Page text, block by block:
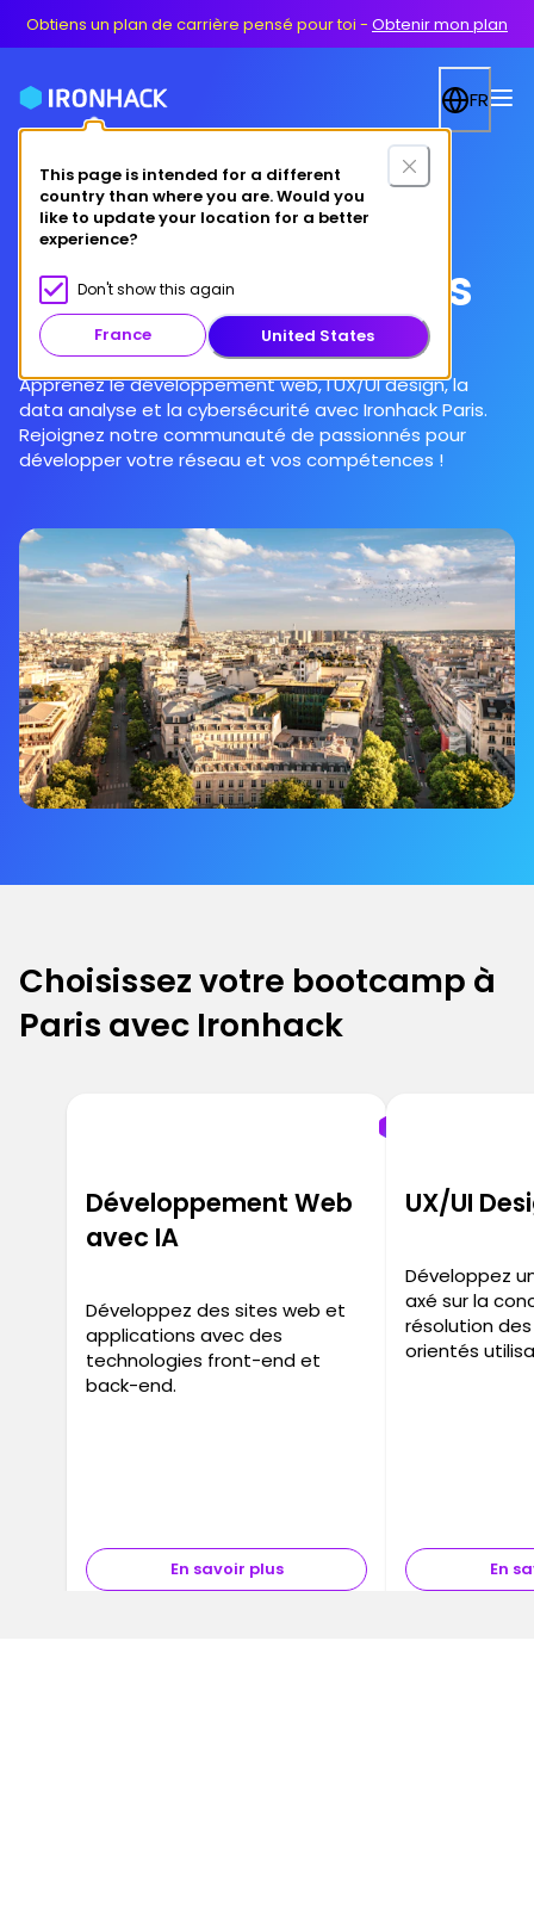
Obtiens un plan de carrière pensé pour toi - Obtenir mon plan
This page is intended for a different
country than where you are. Would you
like to update your location for a better
experience?
Don't show this again
France United States
FR
Bootcamps à Paris
Apprenez le développement web, l'UX/UI design, la
data analyse et la cybersécurité avec Ironhack Paris.
Rejoignez notre communauté de passionnés pour
développer votre réseau et vos compétences !
Choisissez votre bootcamp à
Paris avec Ironhack
Développement Web
avec IA
Développez des sites web et
applications avec des
technologies front-end et
back-end.
En savoir plus
UX/UI
Développez
axé sur la
résolution
orientés
En